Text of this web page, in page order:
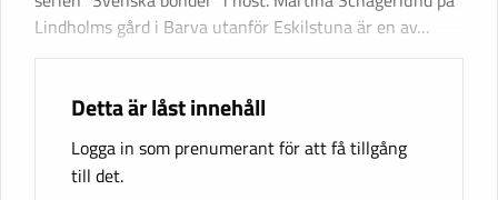
Lindholms gård i Barva utanför Eskilstuna är en av…
Detta är låst innehåll
Logga in som prenumerant för att få tillgång
till det.